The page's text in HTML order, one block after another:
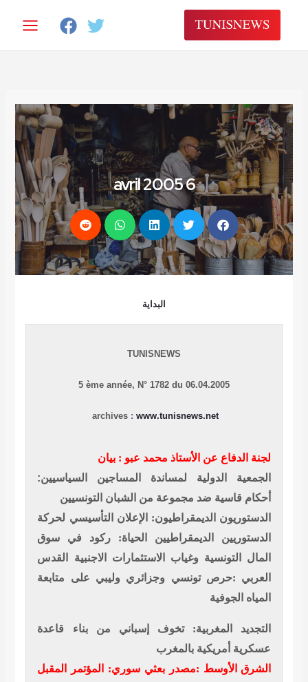
المحتوى
6 avril 2005
البداية
TUNISNEWS
5 ème année, N° 1782 du 06.04.2005
archives :www.tunisnews.net
لجنة الدفاع عن الأستاذ محمد عبو : بيان
الجمعية الدولية لمساندة المساجين السياسيين:
أحكام قاسية ضد مجموعة من الشبان التونسيين
الدستوريون الديمقراطيون: الإعلان التأسيسي لحركة
الدستوريين الديمقراطيين
الحياة: ركود في سوق
المال التونسية وغياب الاستثمارات الاجنبية القدس
العربي :حرص تونسي وجزائري وليبي على متابعة
المياه الجوفية
التجديد المغربية: تخوف إسباني من بناء قاعدة
عسكرية أمريكية بالمغرب
الشرق الأوسط :مصدر بعثي سوري: المؤتمر المقبل